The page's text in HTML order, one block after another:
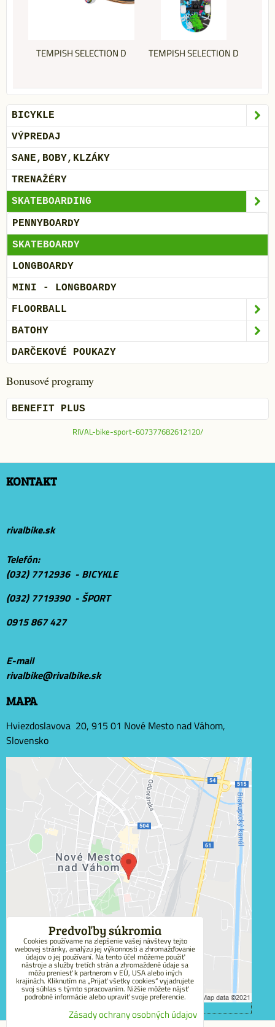
TEMPISH SELECTION D TEMPISH SELECTION D
BICYKLE
VÝPREDAJ
SANE,BOBY,KLZÁKY
TRENAŽÉRY
SKATEBOARDING
PENNYBOARDY
SKATEBOARDY
LONGBOARDY
MINI - LONGBOARDY
FLOORBALL
BATOHY
DARČEKOVÉ POUKAZY
Bonusové programy
BENEFIT PLUS
RIVAL-bike-sport-607377682612120/
KONTAKT
rivalbike.sk
Telefón:
(032) 7712936 - BICYKLE
(032) 7719390 - ŠPORT
0915 867 427
E-mail
rivalbike@rivalbike.sk
MAPA
Hviezdoslavova 20, 915 01 Nové Mesto nad Váhom,
Slovensko
Externý obsah je blokovaný Voľbami súkromia
Prajete si načítať externý obsah?
Povoliť tentokrát
Povoliť a zapamätať - súhlas s druhom cookie:
Funkčné
Otvoriť obsah v novom okne
Predvoľby súkromia
Cookies používame na zlepšenie vašej návštevy tejto
webovej stránky, analýzu jej výkonnosti a zhromažďovanie
údajov o jej používaní. Na tento účel môžeme použiť
nástroje a služby tretích strán a zhromaždené údaje sa
môžu preniesť k partnerom v EÚ, USA alebo iných
krajinách. Kliknutím na „Prijať všetky cookies“ vyjadrujete
svoj súhlas s týmto spracovaním. Nižšie môžete nájsť
podrobné informácie alebo upraviť svoje preferencie.
Zásady ochrany osobných údajov